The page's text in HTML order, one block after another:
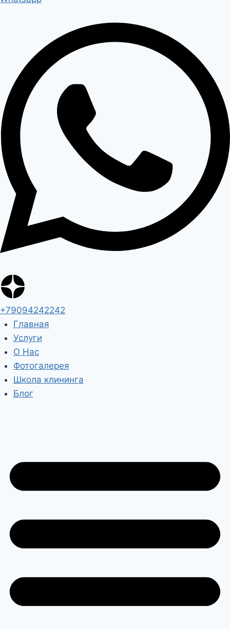
+79094242242
Главная
Услуги
О Нас
Фотогалерея
Школа клининга
Блог